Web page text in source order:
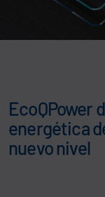
EcoQPower
energética
nuevo nivel